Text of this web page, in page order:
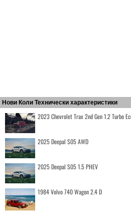
Нови Коли Технически характеристики
2023 Chevrolet Trax 2nd Gen 1.2 Turbo
2025 Deepal S05 AWD
2025 Deepal S05 1.5 PHEV
1984 Volvo 740 Wagon 2.4 D